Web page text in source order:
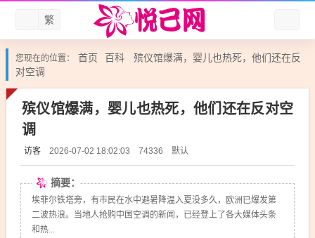
繁
您现在的位置： 首页 百科
殡仪馆爆满，婴儿也热死，他们还在反
对空调
殡仪馆爆满，婴儿也热死，他们还在反对空
调
访客 2026-07-02 18:02:03 74336 默认
摘要：
埃菲尔铁塔旁，有市民在水中避暑降温入夏没多久，欧洲已爆发第
二波热浪。当地人抢购中国空调的新闻，已经登上了各大媒体头条
和热...